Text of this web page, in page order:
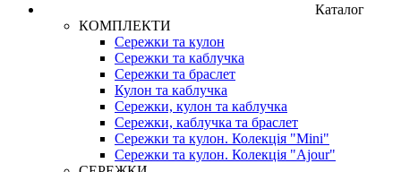
Каталог
КОМПЛЕКТИ
Сережки та кулон
Сережки та каблучка
Сережки та браслет
Кулон та каблучка
Сережки, кулон та каблучка
Сережки, каблучка та браслет
Сережки та кулон. Колекція "Mini"
Сережки та кулон. Колекція "Ajour"